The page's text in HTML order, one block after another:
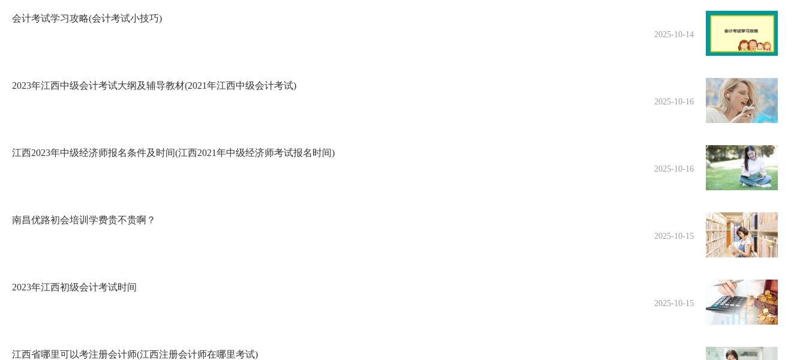
会计考试学习攻略(会计考试小技巧)
2025-10-14
2023年江西中级会计考试大纲及辅导教材(2021年江西中级会计考试)
2025-10-16
江西2023年中级经济师报名条件及时间(江西2021年中级经济师考试报名时间)
2025-10-16
南昌优路初会培训学费贵不贵啊？
2025-10-15
2023年江西初级会计考试时间
2025-10-15
江西省哪里可以考注册会计师(江西注册会计师在哪里考试)